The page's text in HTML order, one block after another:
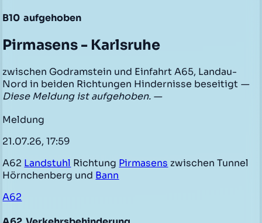
B10 aufgehoben
Pirmasens - Karlsruhe
zwischen Godramstein und Einfahrt A65, Landau-
Nord in beiden Richtungen Hindernisse beseitigt —
Diese Meldung ist aufgehoben. —
Meldung
21.07.26, 17:59
A62 Landstuhl Richtung Pirmasens zwischen Tunnel
Hörnchenberg und Bann
A62